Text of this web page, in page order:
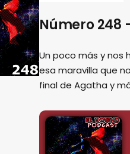
Número 248
Un poco más y nos
esa maravilla que
final de Agatha y